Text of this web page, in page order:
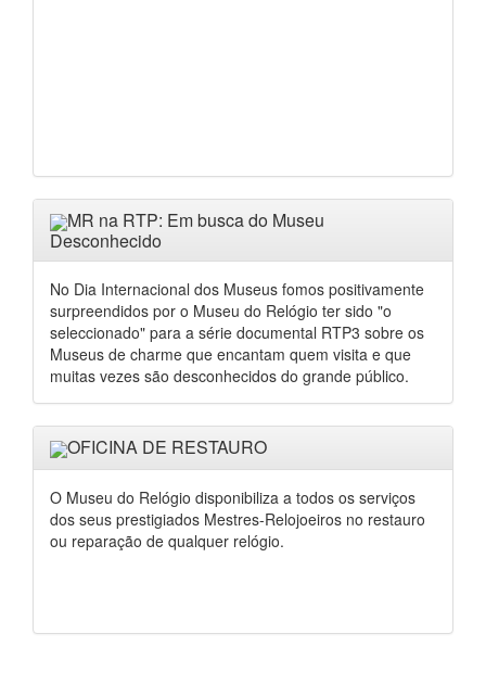
MR na RTP: Em busca do Museu
Desconhecido
No Dia Internacional dos Museus fomos positivamente
surpreendidos por o Museu do Relógio ter sido "o
seleccionado" para a série documental RTP3 sobre os
Museus de charme que encantam quem visita e que
muitas vezes são desconhecidos do grande público.
OFICINA DE RESTAURO
O Museu do Relógio disponibiliza a todos os serviços
dos seus prestigiados Mestres-Relojoeiros no restauro
ou reparação de qualquer relógio.